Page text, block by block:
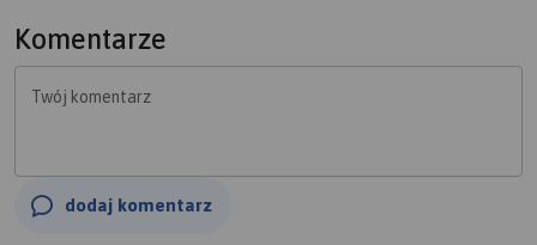
Komentarze
Twój komentarz
dodaj komentarz